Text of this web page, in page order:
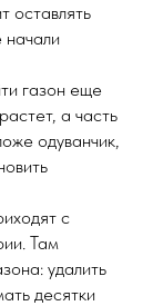
оставлять
газон еще
а часть
одуванчик,
с
Там
удалить
десятки